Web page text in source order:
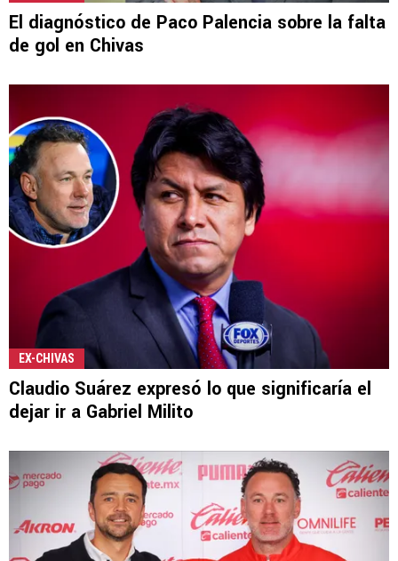
El diagnóstico de Paco Palencia sobre la falta
de gol en Chivas
EX-CHIVAS
Claudio Suárez expresó lo que significaría el
dejar ir a Gabriel Milito